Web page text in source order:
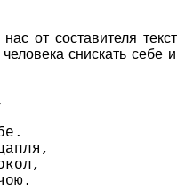
нас от составителя
снискать